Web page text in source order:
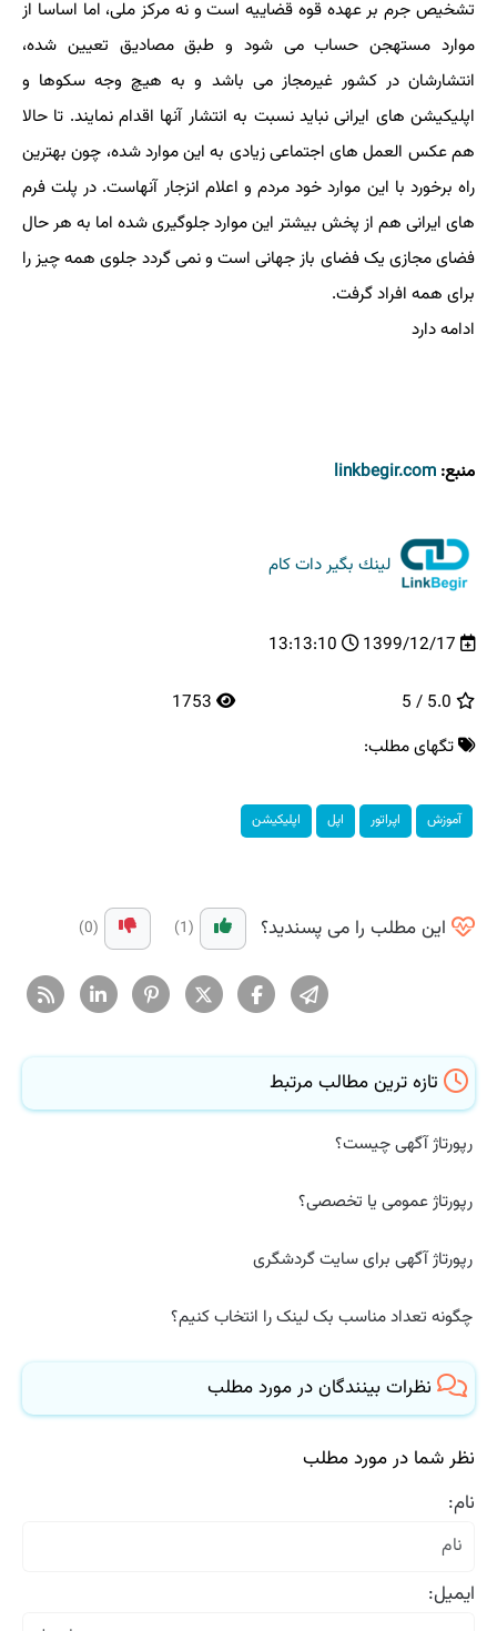
تشخیص جرم بر عهده قوه قضاییه است و نه مرکز ملی، اما اساسا از
موارد مستهجن حساب می شود و طبق مصادیق تعیین شده،
انتشارشان در کشور غیرمجاز می باشد و به هیچ وجه سکوها و
اپلیکیشن های ایرانی نباید نسبت به انتشار آنها اقدام نمایند. تا حالا
هم عکس العمل های اجتماعی زیادی به این موارد شده، چون بهترین
راه برخورد با این موارد خود مردم و اعلام انزجار آنهاست. در پلت فرم
های ایرانی هم از پخش بیشتر این موارد جلوگیری شده اما به هر حال
فضای مجازی یک فضای باز جهانی است و نمی گردد جلوی همه چیز را
برای همه افراد گرفت.
ادامه دارد
منبع: linkbegir.com
لینك بگیر دات كام
1399/12/17
13:13:10
تگهای مطلب:
آموزش اپراتور اپل اپلیكیشن
این مطلب را می پسندید؟ (1)
(0)
تازه ترین مطالب مرتبط
رپورتاژ آگهی چیست؟
رپورتاژ عمومی یا تخصصی؟
رپورتاژ آگهی برای سایت گردشگری
چگونه تعداد مناسب بک لینک را انتخاب کنیم؟
نظرات بینندگان در مورد مطلب
نظر شما در مورد مطلب
نام:
ایمیل: